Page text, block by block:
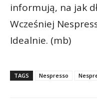
informują, na jak
Wcześniej
Idealnie. (mb)
TAGS Nespresso